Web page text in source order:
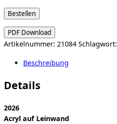
Sander
Reijgers:
Untitled
(Diary)
Menge
Bestellen
PDF Download
Artikelnummer: 21084 Schlagwort:
Beschreibung
Details
2026
Acryl auf Leinwand